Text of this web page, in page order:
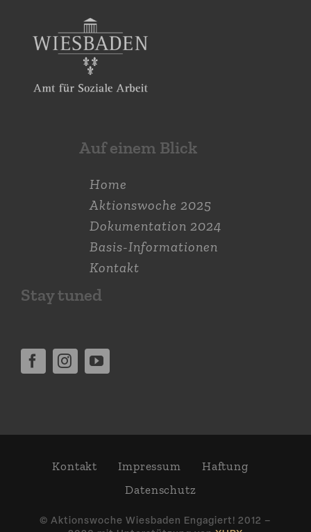
Auf einem Blick
Home
Aktions­woche 2025
Dokumen­tation 2024
Basis-Informationen
Kontakt
Stay tuned
Kontakt Impressum
Haftung
Daten­schutz
© Aktions­woche Wiesbaden Engagiert! 2012 –